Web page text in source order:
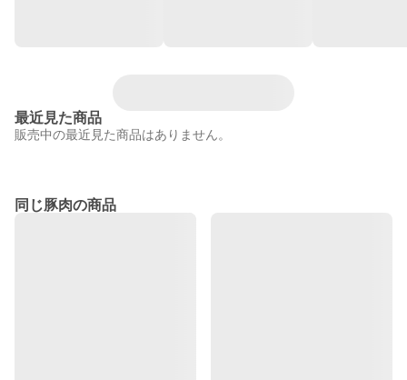
最近見た商品
販売中の最近見た商品はありません。
同じ豚肉の商品